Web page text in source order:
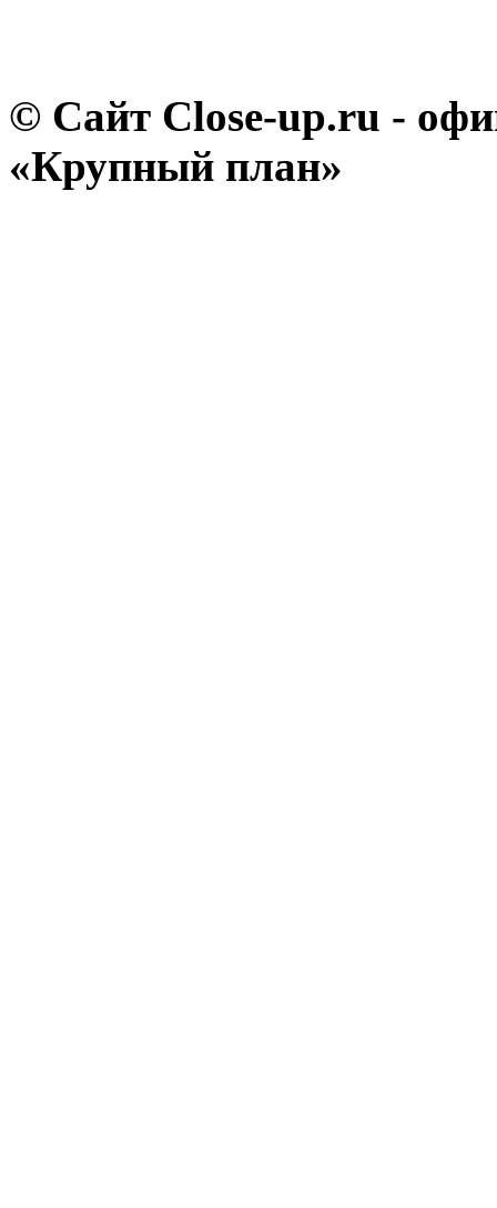
© Сайт Close-up.ru -
«Крупный план»